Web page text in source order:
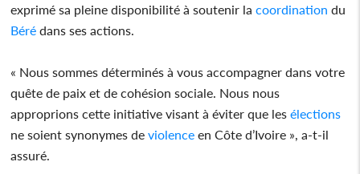
exprimé sa pleine disponibilité à soutenir la coordination du
Béré dans ses actions.
« Nous sommes déterminés à vous accompagner dans votre
quête de paix et de cohésion sociale. Nous nous
approprions cette initiative visant à éviter que les élections
ne soient synonymes de violence en Côte d’Ivoire », a-t-il
assuré.